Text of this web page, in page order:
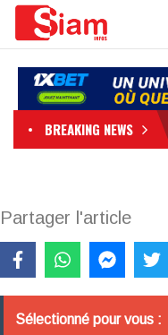
BREAKING NEWS
Partager l'article
Sélectionné pour vous :